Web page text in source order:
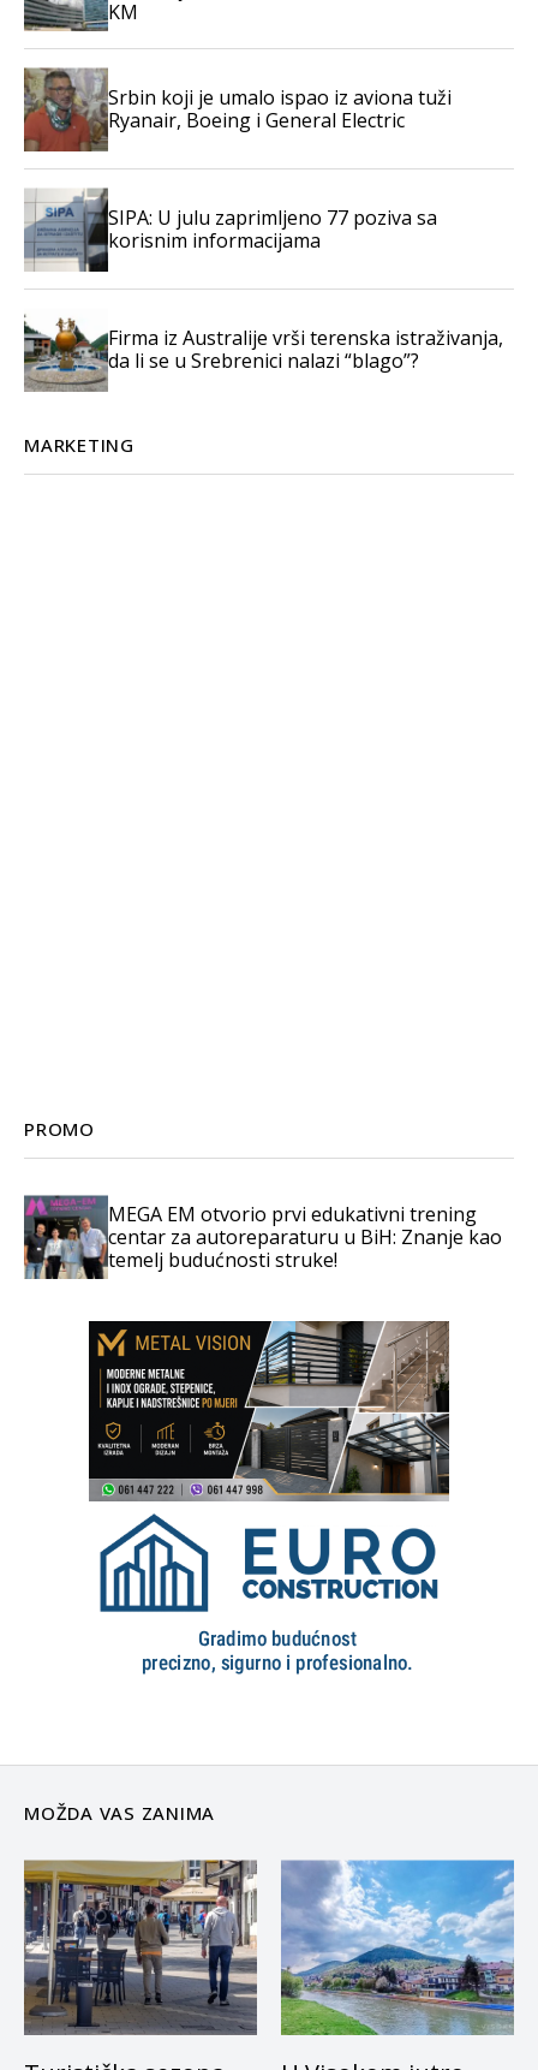
KM
Srbin koji je umalo ispao iz aviona tuži
Ryanair, Boeing i General Electric
SIPA: U julu zaprimljeno 77 poziva sa
korisnim informacijama
Firma iz Australije vrši terenska istraživanja,
da li se u Srebrenici nalazi “blago”?
MARKETING
PROMO
MEGA EM otvorio prvi edukativni trening
centar za autoreparaturu u BiH: Znanje kao
temelj budućnosti struke!
MOŽDA VAS ZANIMA